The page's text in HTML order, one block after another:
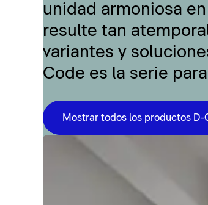
unidad armoniosa
resulte tan
variantes y
Code es la serie
Mostrar todos los productos D-